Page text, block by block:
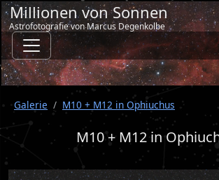
Millionen von Sonnen
Astrofotografie von Marcus Degenkolbe
Galerie M10 + M12 in Ophiuchus
M10 + M12 in